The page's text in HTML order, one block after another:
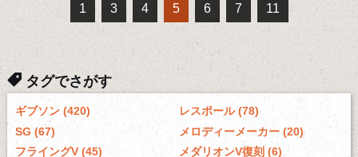
1 3 4 5 6 7 11
タグでさがす
ギブソン (420)
レスポール (78)
SG (67)
メロディーメーカー (20)
フライングV (45)
メダリオンV復刻 (6)